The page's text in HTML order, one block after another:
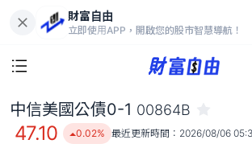
財富自由
立即使用APP，開啟您的股市智慧導航！
47.10
0.02%
中信美國公債0-1 00864B
47.10 0.02% 最近更新時間： 2026/08/06